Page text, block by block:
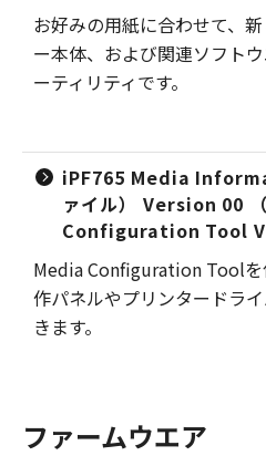
お好みの用紙に合わせて、
ー本体、および関連ソフト
ーティリティです。
iPF765 Media
ァイル） Version 00
Configuration Tool
Media Configuration Toolを
作パネルやプリンタードラ
きます。
ファームウエア